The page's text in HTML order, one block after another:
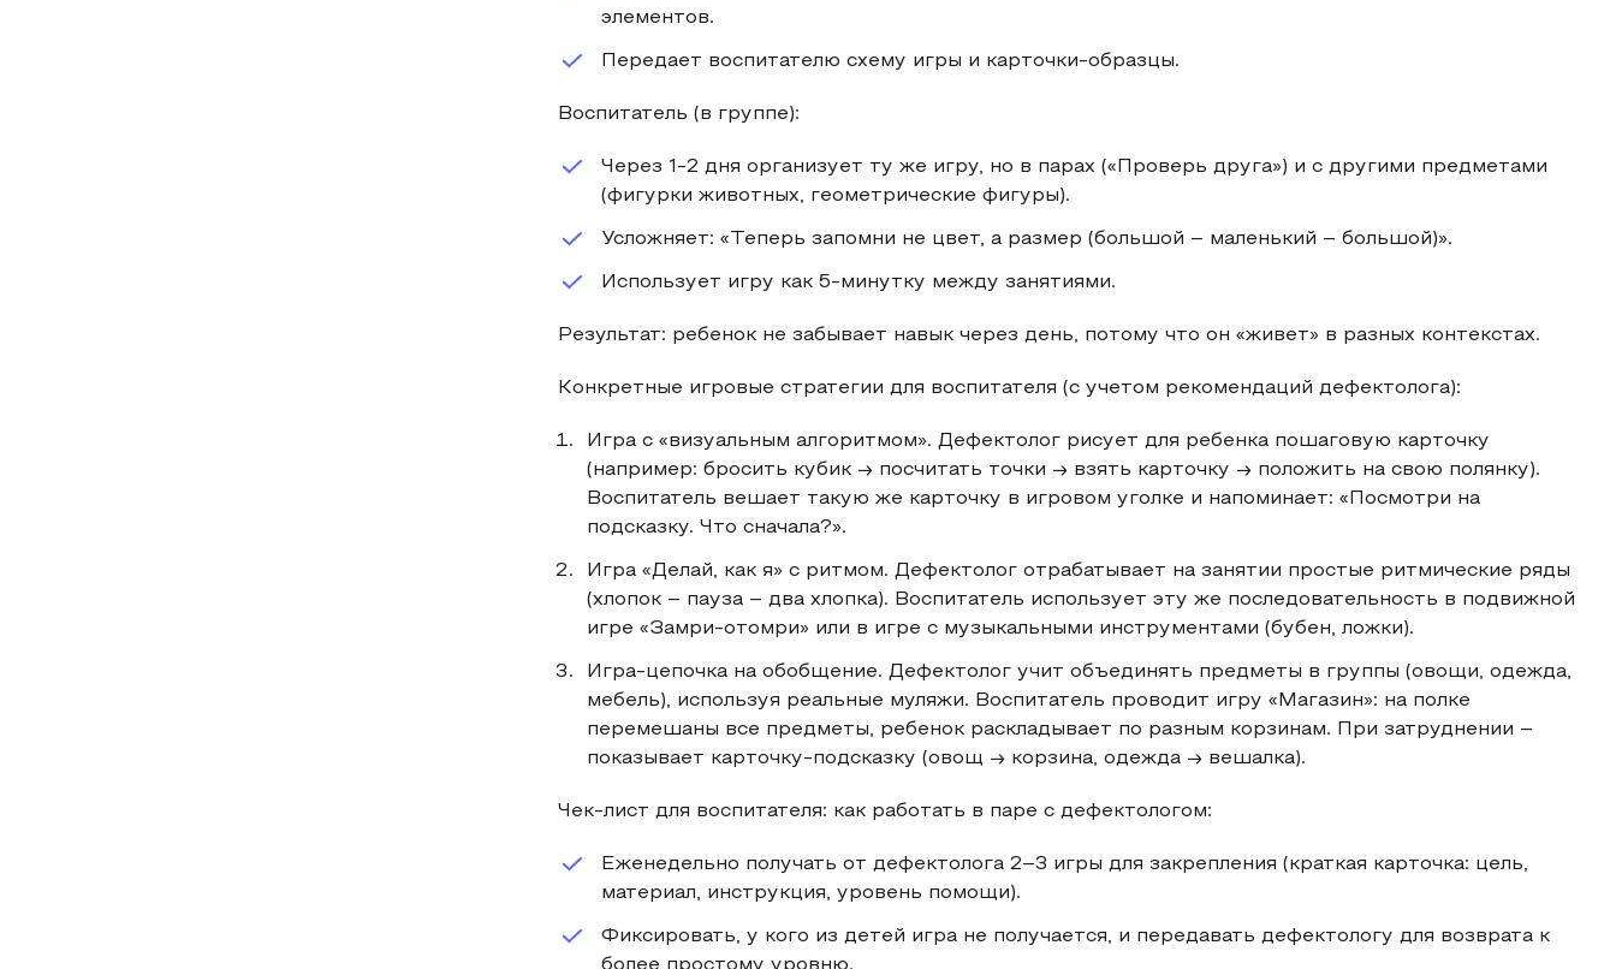
элементов.
Передает воспитателю схему игры и карточки-образцы.
Воспитатель (в группе):
Через 1-2 дня организует ту же игру, но в парах («Проверь друга») и с другими предметами
(фигурки животных, геометрические фигуры).
Усложняет: «Теперь запомни не цвет, а размер (большой – маленький – большой)».
Использует игру как 5-минутку между занятиями.
Результат: ребенок не забывает навык через день, потому что он «живет» в разных контекстах.
Конкретные игровые стратегии для воспитателя (с учетом рекомендаций дефектолога):
Игра с «визуальным алгоритмом». Дефектолог рисует для ребенка пошаговую карточку
(например: бросить кубик → посчитать точки → взять карточку → положить на свою полянку).
Воспитатель вешает такую же карточку в игровом уголке и напоминает: «Посмотри на
подсказку. Что сначала?».
Игра «Делай, как я» с ритмом. Дефектолог отрабатывает на занятии простые ритмические ряды
(хлопок – пауза – два хлопка). Воспитатель использует эту же последовательность в подвижной
игре «Замри-отомри» или в игре с музыкальными инструментами (бубен, ложки).
Игра-цепочка на обобщение. Дефектолог учит объединять предметы в группы (овощи, одежда,
мебель), используя реальные муляжи. Воспитатель проводит игру «Магазин»: на полке
перемешаны все предметы, ребенок раскладывает по разным корзинам. При затруднении –
показывает карточку-подсказку (овощ → корзина, одежда → вешалка).
Чек-лист для воспитателя: как работать в паре с дефектологом:
Еженедельно получать от дефектолога 2–3 игры для закрепления (краткая карточка: цель,
материал, инструкция, уровень помощи).
Фиксировать, у кого из детей игра не получается, и передавать дефектологу для возврата к
более простому уровню.